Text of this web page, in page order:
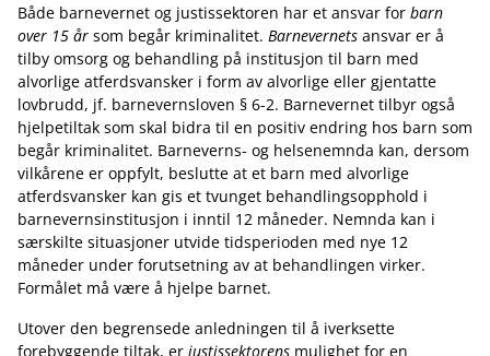
Både barnevernet og justissektoren har et ansvar for barn
over 15 år som begår kriminalitet. Barnevernets ansvar er å
tilby omsorg og behandling på institusjon til barn med
alvorlige atferdsvansker i form av alvorlige eller gjentatte
lovbrudd, jf. barnevernsloven § 6-2. Barnevernet tilbyr også
hjelpetiltak som skal bidra til en positiv endring hos barn som
begår kriminalitet. Barneverns- og helsenemnda kan, dersom
vilkårene er oppfylt, beslutte at et barn med alvorlige
atferdsvansker kan gis et tvunget behandlingsopphold i
barnevernsinstitusjon i inntil 12 måneder. Nemnda kan i
særskilte situasjoner utvide tidsperioden med nye 12
måneder under forutsetning av at behandlingen virker.
Formålet må være å hjelpe barnet.
Utover den begrensede anledningen til å iverksette
forebyggende tiltak, er justissektorens mulighet for en